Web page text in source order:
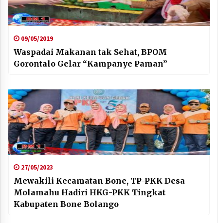
09/05/2019
Waspadai Makanan tak Sehat, BPOM
Gorontalo Gelar “Kampanye Paman”
27/05/2023
Mewakili Kecamatan Bone, TP-PKK Desa
Molamahu Hadiri HKG-PKK Tingkat
Kabupaten Bone Bolango